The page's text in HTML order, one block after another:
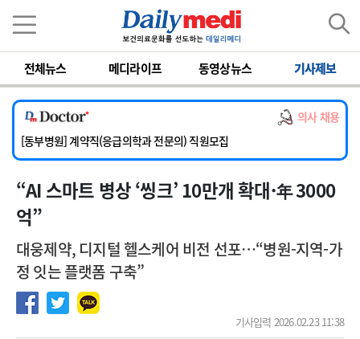
전체뉴스 메디라이프 동영상뉴스 기사제보
의사 채용
[서울아산병원] 2026년 하반기 인턴 모집
[영남대학교의료원] 마취통증의학과 임기제 임상의사 채용
[충남대학교병원] 소아청소년과(소아응급전담) 계약직 의사 공개채용
[동부병원] 계약직(응급의학과 전문의) 직원모집
[이대목동병원] 하반기 전공의(레지던트1년차) 모집
[서울아산병원] 2026년 하반기 인턴 모집
[영남대학교의료원] 마취통증의학과 임기제 임상의사 채용
“AI 스마트 병상 ‘씽크’ 10만개 확대·年 3000
억”
대웅제약, 디지털 헬스케어 비전 선포…“병원-지역-가
정 잇는 플랫폼 구축”
기사입력 2026.02.23 11:38